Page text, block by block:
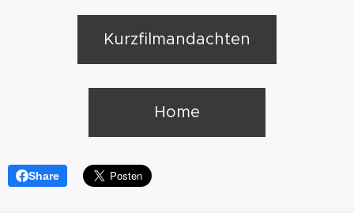
Kurzfilmandachten
Home
Share